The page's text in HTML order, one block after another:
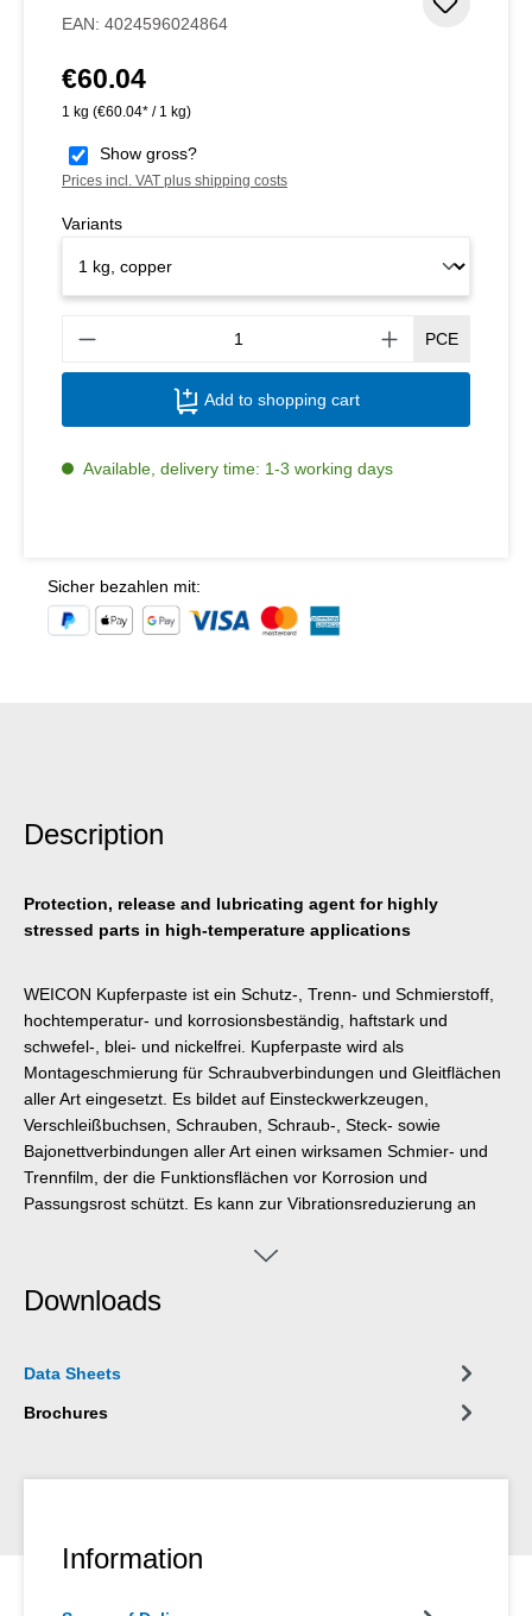
EAN: 4024596024864
Regular price:
€60.04
1 kg (€60.04* / 1 kg)
Show gross?
Prices incl. VAT plus shipping costs
Variants
PCE
Add to shopping cart
Available, delivery time: 1-3 working days
Sicher bezahlen mit:
Description
Protection, release and lubricating agent for highly
stressed parts in high-temperature applications
WEICON Kupferpaste ist ein Schutz-, Trenn- und Schmierstoff,
hochtemperatur- und korrosionsbeständig, haftstark und
schwefel-, blei- und nickelfrei. Kupferpaste wird als
Montageschmierung für Schraubverbindungen und Gleitflächen
aller Art eingesetzt. Es bildet auf Einsteckwerkzeugen,
Verschleißbuchsen, Schrauben, Schraub-, Steck- sowie
Bajonettverbindungen aller Art einen wirksamen Schmier- und
Trennfilm, der die Funktionsflächen vor Korrosion und
Passungsrost schützt. Es kann zur Vibrationsreduzierung an
PKW- und LKW-Batteriepolen sowie anderen elektrischen
Verschleißbuchsen an Elektro-, Druckluft- und
Downloads
Data Sheets
Brochures
Information